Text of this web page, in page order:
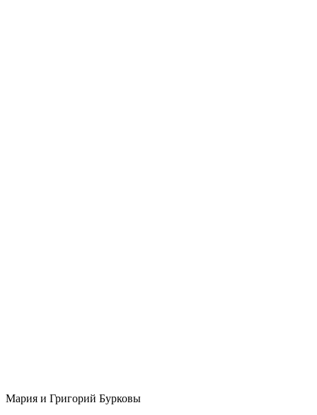
Мария и Григорий Бурковы